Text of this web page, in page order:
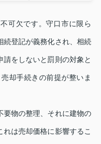
可欠です。守口市に限ら
続登記が義務化され、相続
請をしないと罰則の対象と
却手続きの前提が整いま
要物の整理、それに建物の
は売却価格に影響するこ